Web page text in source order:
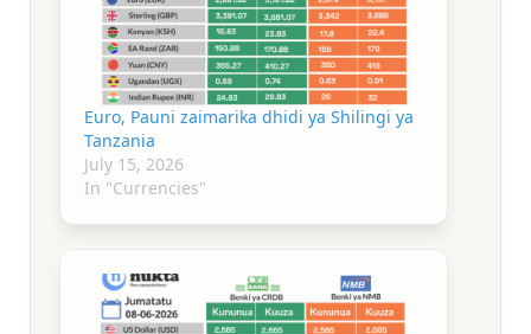
Euro, Pauni zaimarika dhidi ya Shilingi ya
Tanzania
July 15, 2026
In "Currencies"